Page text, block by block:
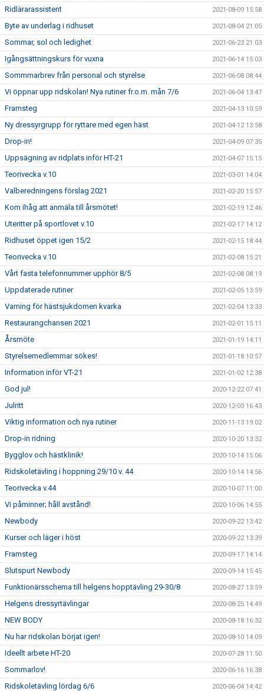
Ridlärarassistent 2021-08-09 15:58
Byte av underlag i ridhuset 2021-08-04 21:05
Sommar, sol och ledighet 2021-06-23 21:03
Igångsättningskurs för vuxna 2021-06-14 15:03
Sommmarbrev från personal och styrelse 2021-06-08 08:44
Vi öppnar upp ridskolan! Nya rutiner fr.o.m. mån 7/6 2021-06-04 13:47
Framsteg 2021-04-13 10:59
Ny dressyrgrupp för ryttare med egen häst 2021-04-12 13:58
Drop-in! 2021-04-09 07:35
Uppsägning av ridplats inför HT-21 2021-04-07 15:15
Teorivecka v.10 2021-03-01 14:04
Valberedningens förslag 2021 2021-02-20 15:57
Kom ihåg att anmäla till årsmötet! 2021-02-19 12:46
Uteritter på sportlovet v.10 2021-02-17 14:12
Ridhuset öppet igen 15/2 2021-02-15 18:44
Teorivecka v.10 2021-02-08 15:21
Vårt fasta telefonnummer upphör 8/5 2021-02-08 08:19
Uppdaterade rutiner 2021-02-05 13:59
Varning för hästsjukdomen kvarka 2021-02-04 13:33
Restaurangchansen 2021 2021-02-01 15:11
Årsmöte 2021-01-19 14:11
Styrelsemedlemmar sökes! 2021-01-18 10:57
Information inför VT-21 2021-01-02 12:38
God jul! 2020-12-22 07:41
Julritt 2020-12-03 16:43
Viktig information och nya rutiner 2020-11-13 19:02
Drop-in ridning 2020-10-20 13:32
Bygglov och hästklinik! 2020-10-14 15:06
Ridskoletävling i hoppning 29/10 v. 44 2020-10-14 14:56
Teorivecka v.44 2020-10-07 11:00
Vi påminner; håll avstånd! 2020-10-06 14:55
Newbody 2020-09-22 13:42
Kurser och läger i höst 2020-09-22 13:39
Framsteg 2020-09-17 14:14
Slutspurt Newbody 2020-09-14 15:45
Funktionärsschema till helgens hopptävling 29-30/8 2020-08-27 13:59
Helgens dressyrtävlingar 2020-08-25 14:49
NEW BODY 2020-08-18 16:32
Nu har ridskolan börjat igen! 2020-08-10 14:09
Ideellt arbete HT-20 2020-07-28 11:50
Sommarlov! 2020-06-16 16:38
Ridskoletävling lördag 6/6 2020-06-04 14:42